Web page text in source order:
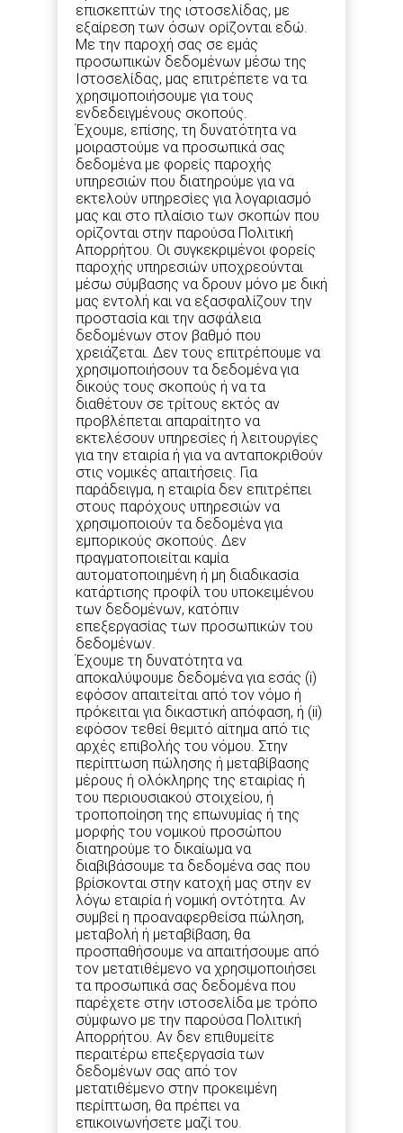
επισκεπτών της ιστοσελίδας, με
εξαίρεση των όσων ορίζονται εδώ.
Με την παροχή σας σε εμάς
προσωπικών δεδομένων μέσω της
Iστοσελίδας, μας επιτρέπετε να τα
χρησιμοποιήσουμε για τους
ενδεδειγμένους σκοπούς.
Έχουμε, επίσης, τη δυνατότητα να
μοιραστούμε να προσωπικά σας
δεδομένα με φορείς παροχής
υπηρεσιών που διατηρούμε για να
εκτελούν υπηρεσίες για λογαριασμό
μας και στο πλαίσιο των σκοπών που
ορίζονται στην παρούσα Πολιτική
Απορρήτου. Οι συγκεκριμένοι φορείς
παροχής υπηρεσιών υποχρεούνται
μέσω σύμβασης να δρουν μόνο με δική
μας εντολή και να εξασφαλίζουν την
προστασία και την ασφάλεια
δεδομένων στον βαθμό που
χρειάζεται. Δεν τους επιτρέπουμε να
χρησιμοποιήσουν τα δεδομένα για
δικούς τους σκοπούς ή να τα
διαθέτουν σε τρίτους εκτός αν
προβλέπεται απαραίτητο να
εκτελέσουν υπηρεσίες ή λειτουργίες
για την εταιρία ή για να ανταποκριθούν
στις νομικές απαιτήσεις. Για
παράδειγμα, η εταιρία δεν επιτρέπει
στους παρόχους υπηρεσιών να
χρησιμοποιούν τα δεδομένα για
εμπορικούς σκοπούς. Δεν
πραγματοποιείται καμία
αυτοματοποιημένη ή μη διαδικασία
κατάρτισης προφίλ του υποκειμένου
των δεδομένων, κατόπιν
επεξεργασίας των προσωπικών του
δεδομένων.
Έχουμε τη δυνατότητα να
αποκαλύψουμε δεδομένα για εσάς (i)
εφόσον απαιτείται από τον νόμο ή
πρόκειται για δικαστική απόφαση, ή (ii)
εφόσον τεθεί θεμιτό αίτημα από τις
αρχές επιβολής του νόμου. Στην
περίπτωση πώλησης ή μεταβίβασης
μέρους ή ολόκληρης της εταιρίας ή
του περιουσιακού στοιχείου, ή
τροποποίηση της επωνυμίας ή της
μορφής του νομικού προσώπου
διατηρούμε το δικαίωμα να
διαβιβάσουμε τα δεδομένα σας που
βρίσκονται στην κατοχή μας στην εν
λόγω εταιρία ή νομική οντότητα. Αν
συμβεί η προαναφερθείσα πώληση,
μεταβολή ή μεταβίβαση, θα
προσπαθήσουμε να απαιτήσουμε από
τον μετατιθέμενο να χρησιμοποιήσει
τα προσωπικά σας δεδομένα που
παρέχετε στην ιστοσελίδα με τρόπο
σύμφωνο με την παρούσα Πολιτική
Απορρήτου. Αν δεν επιθυμείτε
περαιτέρω επεξεργασία των
δεδομένων σας από τον
μετατιθέμενο στην προκειμένη
περίπτωση, θα πρέπει να
επικοινωνήσετε μαζί του.